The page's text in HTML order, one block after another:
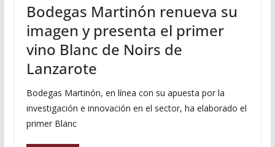
Bodegas Martinón renueva su
imagen y presenta el primer
vino Blanc de Noirs de
Lanzarote
Bodegas Martinón, en línea con su apuesta por la
investigación e innovación en el sector, ha elaborado el
primer Blanc